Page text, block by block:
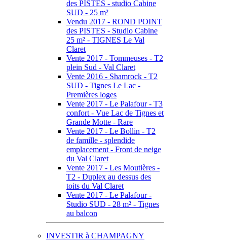
des PISTES - studio Cabine
SUD - 25 m²
Vendu 2017 - ROND POINT
des PISTES - Studio Cabine
25 m² - TIGNES Le Val
Claret
Vente 2017 - Tommeuses - T2
plein Sud - Val Claret
Vente 2016 - Shamrock - T2
SUD - Tignes Le Lac -
Premières loges
Vente 2017 - Le Palafour - T3
confort - Vue Lac de Tignes et
Grande Motte - Rare
Vente 2017 - Le Bollin - T2
de famille - splendide
emplacement - Front de neige
du Val Claret
Vente 2017 - Les Moutières -
T2 - Duplex au dessus des
toits du Val Claret
Vente 2017 - Le Palafour -
Studio SUD - 28 m² - Tignes
au balcon
INVESTIR à CHAMPAGNY